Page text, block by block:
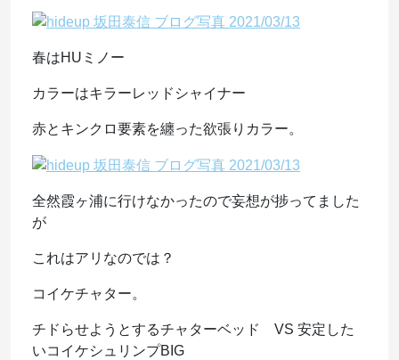
春はHUミノー
カラーはキラーレッドシャイナー
赤とキンクロ要素を纏った欲張りカラー。
全然霞ヶ浦に行けなかったので妄想が捗ってました
が
これはアリなのでは？
コイケチャター。
チドらせようとするチャターベッド VS 安定した
いコイケシュリンプBIG